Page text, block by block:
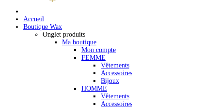
Accueil
Boutique Wax
Onglet produits
Ma boutique
Mon compte
FEMME
Vêtements
Accessoires
Bijoux
HOMME
Vêtements
Accessoires